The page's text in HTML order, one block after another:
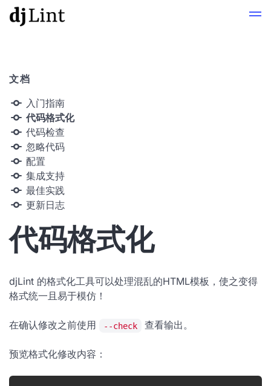
文档
入门指南
代码格式化
代码检查
忽略代码
配置
集成支持
最佳实践
更新日志
代码格式化
djLint 的格式化工具可以处理混乱的HTML模板，使之变得
格式统一且易于模仿！
在确认修改之前使用 --check 查看输出。
预览格式化修改内容：